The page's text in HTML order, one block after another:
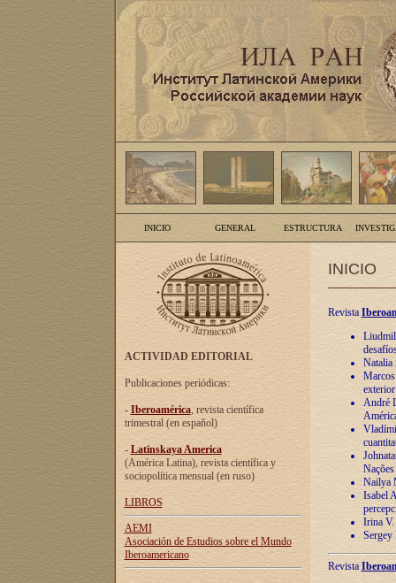
INICIO GENERAL ESTRUCTURA
ACTIVIDAD EDITORIAL
Publicaciones periódicas:
- Iberoamérica, revista científica
trimestral (en español)
- Latinskaya America
(América Latina), revista científica y
sociopolítica mensual (en ruso)
LIBROS
AEMI
Asociación de Estudios sobre el Mundo
Iberoamericano
INICIO
Revista
Natalia
André
Nailya
Isabel
Irina V.
Sergey
Revista